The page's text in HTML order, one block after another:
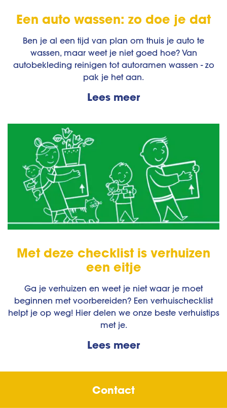
Een auto wassen: zo doe je dat
Ben je al een tijd van plan om thuis je auto te
wassen, maar weet je niet goed hoe? Van
autobekleding reinigen tot autoramen wassen - zo
pak je het aan.
Lees meer
Met deze checklist is verhuizen
een eitje
Ga je verhuizen en weet je niet waar je moet
beginnen met voorbereiden? Een verhuischecklist
helpt je op weg! Hier delen we onze beste verhuistips
met je.
Lees meer
Contact